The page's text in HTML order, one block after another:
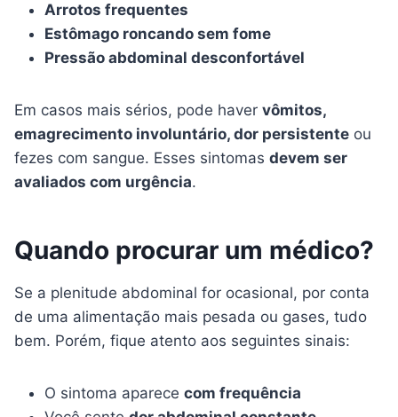
Arrotos frequentes
Estômago roncando sem fome
Pressão abdominal desconfortável
Em casos mais sérios, pode haver vômitos,
emagrecimento involuntário, dor persistente ou
fezes com sangue. Esses sintomas devem ser
avaliados com urgência.
Quando procurar um médico?
Se a plenitude abdominal for ocasional, por conta
de uma alimentação mais pesada ou gases, tudo
bem. Porém, fique atento aos seguintes sinais:
O sintoma aparece com frequência